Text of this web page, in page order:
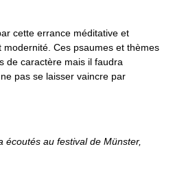
cette errance méditative et
Ces psaumes et thèmes
de caractère mais il faudra
pas se laisser vaincre par
écoutés au festival de Münster,